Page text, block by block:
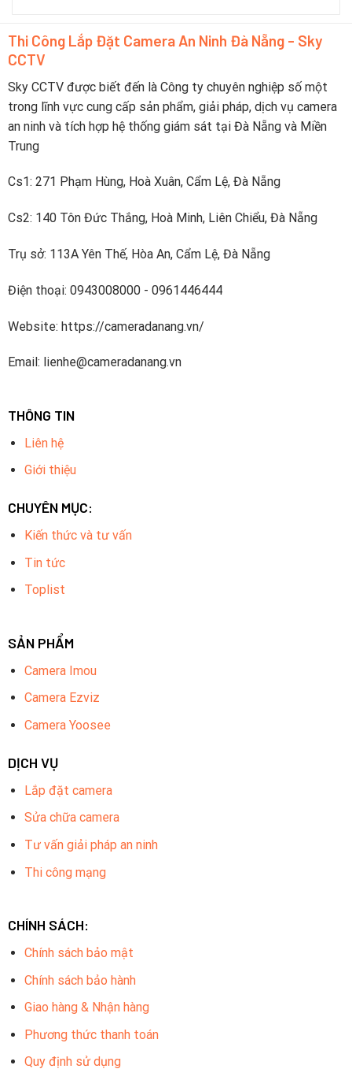
trực
tiếp
thoại
pin
dưới
2
tiếng
Thi Công Lắp Đặt Camera An Ninh Đà Nẵng - Sky
CCTV
Sky CCTV được biết đến là Công ty chuyên nghiệp số một
trong lĩnh vực cung cấp sản phẩm, giải pháp, dịch vụ camera
an ninh và tích hợp hệ thống giám sát tại Đà Nẵng và Miền
Trung
Cs1: 271 Phạm Hùng, Hoà Xuân, Cẩm Lệ, Đà Nẵng
Cs2: 140 Tôn Đức Thắng, Hoà Minh, Liên Chiểu, Đà Nẵng
Trụ sở: 113A Yên Thế, Hòa An, Cẩm Lệ, Đà Nẵng
Điện thoại: 0943008000 - 0961446444
Website: https://cameradanang.vn/
Email: lienhe@cameradanang.vn
THÔNG TIN
Liên hệ
Giới thiệu
CHUYÊN MỤC:
Kiến thức và tư vấn
Tin tức
Toplist
SẢN PHẨM
Camera Imou
Camera Ezviz
Camera Yoosee
DỊCH VỤ
Lắp đặt camera
Sửa chữa camera
Tư vấn giải pháp an ninh
Thi công mạng
CHÍNH SÁCH:
Chính sách bảo mật
Chính sách bảo hành
Giao hàng & Nhận hàng
Phương thức thanh toán
Quy định sử dụng